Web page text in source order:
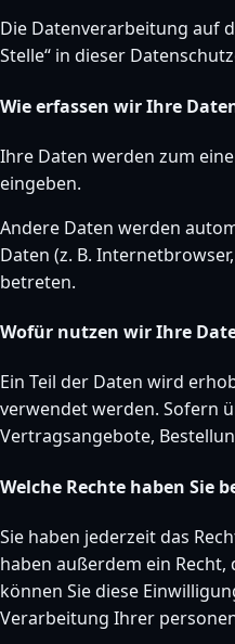
Die Datenverarbeitung auf
Stelle“ in dieser
Wie erfassen wir Ihre
Ihre Daten werden zum
eingeben.
Andere Daten werden
Daten (z. B.
betreten.
Wofür nutzen wir Ihre
Ein Teil der Daten wird
verwendet werden. Sofern
Vertragsangebote,
Welche Rechte haben Sie
Sie haben jederzeit das
haben außerdem ein
können Sie diese
Verarbeitung Ihrer